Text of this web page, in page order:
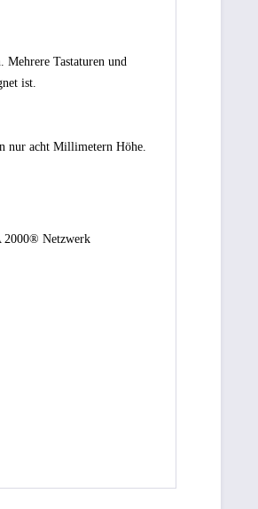
Tastaturen und
ist.
nur acht Millimetern Höhe.
2000® Netzwerk